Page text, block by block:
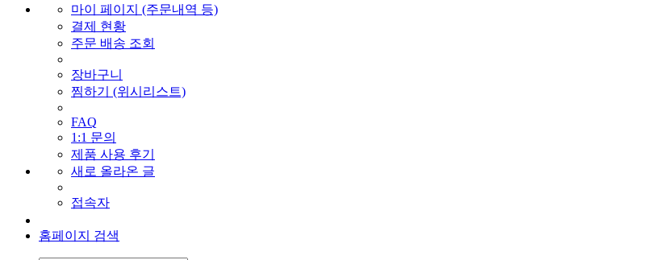
마이 페이지 (주문내역 등)
결제 현황
주문 배송 조회
장바구니
찜하기 (위시리스트)
FAQ
1:1 문의
제품 사용 후기
새로 올라온 글
접속자
홈페이지 검색